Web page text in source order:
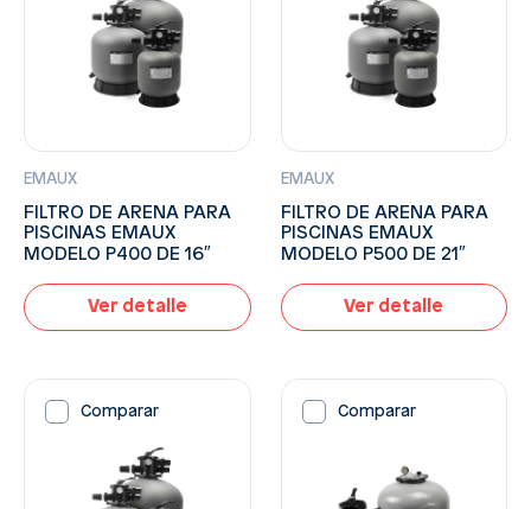
EMAUX
FILTRO DE ARENA PARA
PISCINAS EMAUX
MODELO P400 DE 16″
Ver detalle
EMAUX
FILTRO DE ARENA PARA
PISCINAS EMAUX
MODELO P500 DE 21″
Ver detalle
Comparar Comparar